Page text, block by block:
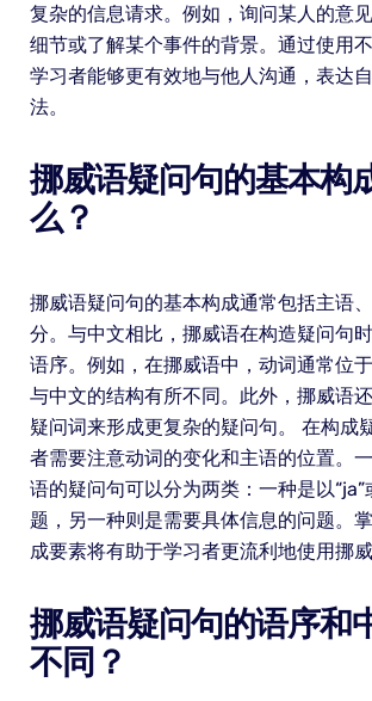
复杂的信息请求。例如，询问某人的意
细节或了解某个事件的背景。通过使用
学习者能够更有效地与他人沟通，表达
法。
挪威语疑问句的基本构
么？
挪威语疑问句的基本构成通常包括主语
分。与中文相比，挪威语在构造疑问句
语序。例如，在挪威语中，动词通常位
与中文的结构有所不同。此外，挪威语
疑问词来形成更复杂的疑问句。 在构成
者需要注意动词的变化和主语的位置。
语的疑问句可以分为两类：一种是以“ja”
题，另一种则是需要具体信息的问题。
成要素将有助于学习者更流利地使用挪威
挪威语疑问句的语序和
不同？